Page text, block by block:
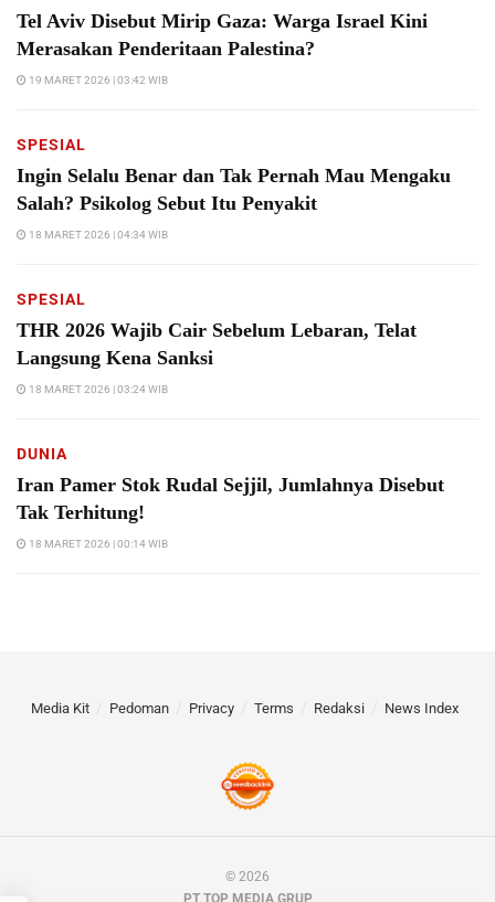
Tel Aviv Disebut Mirip Gaza: Warga Israel Kini
Merasakan Penderitaan Palestina?
19 MARET 2026 | 03:42 WIB
SPESIAL
Ingin Selalu Benar dan Tak Pernah Mau Mengaku
Salah? Psikolog Sebut Itu Penyakit
18 MARET 2026 | 04:34 WIB
SPESIAL
THR 2026 Wajib Cair Sebelum Lebaran, Telat
Langsung Kena Sanksi
18 MARET 2026 | 03:24 WIB
DUNIA
Iran Pamer Stok Rudal Sejjil, Jumlahnya Disebut
Tak Terhitung!
18 MARET 2026 | 00:14 WIB
Media Kit Pedoman Privacy Terms Redaksi News Index
© 2026
PT TOP MEDIA GRUP